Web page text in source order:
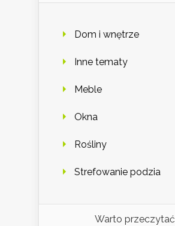
Dom i wnętrze
Inne tematy
Meble
Okna
Rośliny
Strefowanie podzia
Warto przeczytać